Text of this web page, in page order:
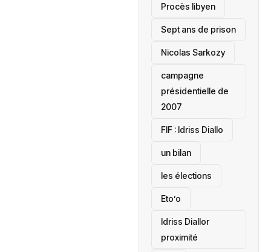
Procès libyen
Sept ans de prison
Nicolas Sarkozy
campagne
présidentielle de
2007
‎FIF : Idriss Diallo
un bilan
les élections
Eto’o
Idriss Diallor
proximité